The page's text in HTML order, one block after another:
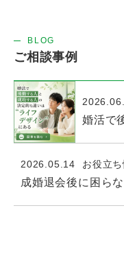
BLOG
ご相談事例
2026.05.14 お役立